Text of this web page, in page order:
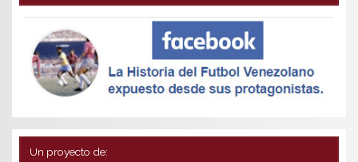
Un proyecto de: